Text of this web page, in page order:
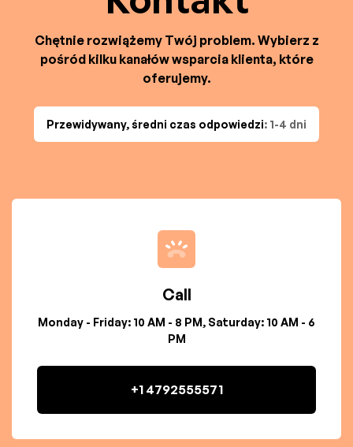
Chętnie rozwiążemy Twój problem. Wybierz z
pośród kilku kanałów wsparcia klienta, które
oferujemy.
Przewidywany, średni czas odpowiedzi: 1-4 dni
Call
Monday - Friday: 10 AM - 8 PM, Saturday: 10 AM - 6
PM
+1 4792555571